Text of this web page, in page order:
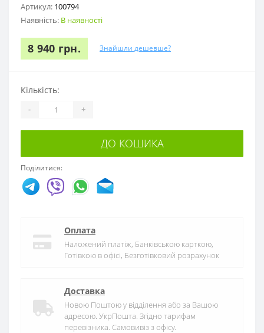
Артикул: 100794
Наявність: В наявності
8 940 грн. Знайшли дешевше?
Кількість:
- +
ДО КОШИКА
Поділитися:
Оплата
Наложений платіж, Банківською карткою,
Готівкою в офісі, Безготівковий розрахунок
Доставка
Новою Поштою у відділення або за Вашою
адресою. УкрПошта. Згідно тарифам
перевізника. Самовивіз з офісу.